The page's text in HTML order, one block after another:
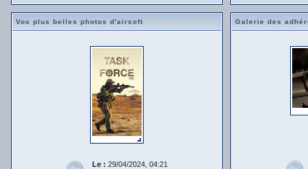
Vos plus belles photos d'airsoft
Le : 29/04/2024, 04:21
Galerie des